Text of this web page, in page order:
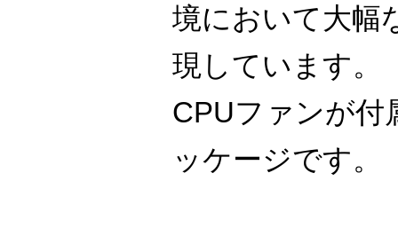
境において大幅
現しています。
CPUファンが付
ッケージです。